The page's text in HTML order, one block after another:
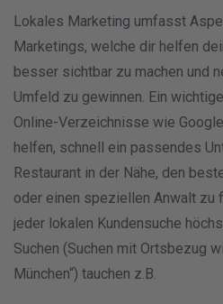
Lokales Marketing umfasst
Marketings, welche dir helfen
besser sichtbar zu machen und
Umfeld zu gewinnen. Ein
Online-Verzeichnisse wie
helfen, schnell ein passendes
Restaurant in der Nähe, den
oder einen speziellen Anwalt zu
jeder lokalen Kundensuche
Suchen (Suchen mit Ortsbezug
München“) tauchen z.B.